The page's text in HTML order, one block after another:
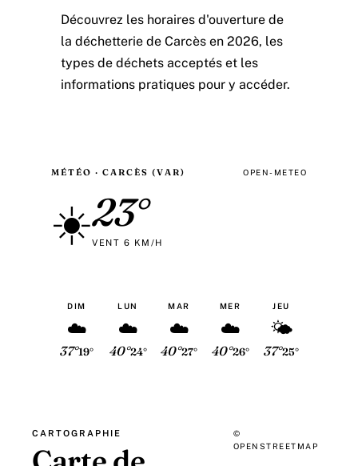
Découvrez les horaires d'ouverture de
la déchetterie de Carcès en 2026, les
types de déchets acceptés et les
informations pratiques pour y accéder.
MÉTÉO · CARCÈS (VAR) OPEN-METEO
☀️23°
VENT 6 KM/H
DIM
☁️
37°19°
LUN
☁️
40°24°
MAR
☁️
40°27°
MER
☁️
40°26°
JEU
🌤
37°25°
CARTOGRAPHIE
©
OPENSTREETMAP